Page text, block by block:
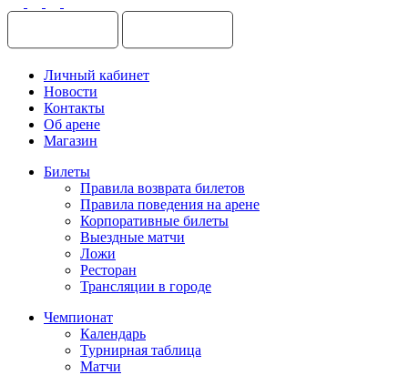
Личный кабинет
Новости
Контакты
Об арене
Магазин
Билеты
Правила возврата билетов
Правила поведения на арене
Корпоративные билеты
Выездные матчи
Ложи
Ресторан
Трансляции в городе
Чемпионат
Календарь
Турнирная таблица
Матчи